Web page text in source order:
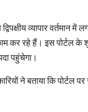
व्यापार
कर रहे हैं। इस पोर्टल के
पहुंचेगा।
ने बताया कि